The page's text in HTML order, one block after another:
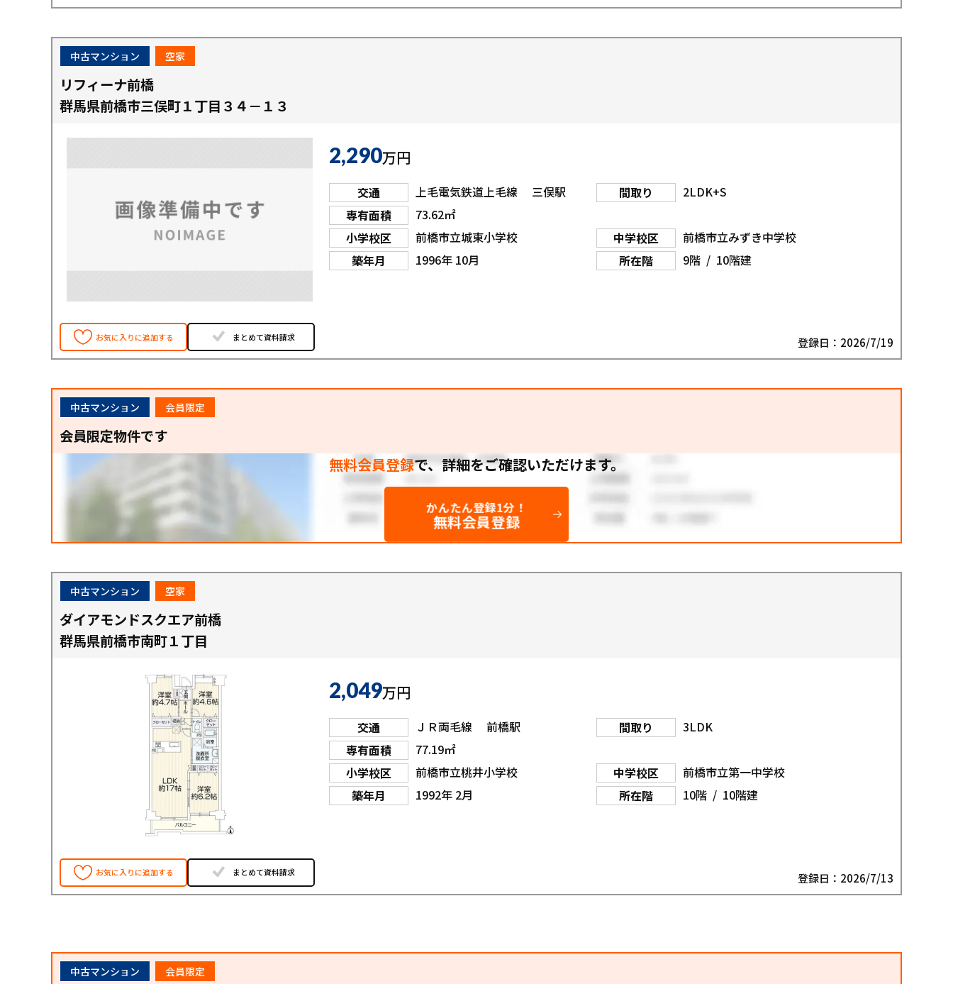
中古マンション 空家
リフィーナ前橋
群馬県前橋市三俣町１丁目３４－１３
2,290万円
交通 上毛電気鉄道上毛線 三俣駅 間取り
2LDK+S
専有面積
73.62㎡
小学校区
前橋市立城東小学校 中学校区
前橋市立みずき中学校
築年月
1996年 10月 所在階 9階 / 10階建
お気に入りに追加する まとめて資料請求 登録日：2026/7/19
中古マンション 会員限定
会員限定物件です
無料会員登録で、詳細をご確認いただけます。
かんたん登録1分！
無料会員登録
中古マンション 空家
ダイアモンドスクエア前橋
群馬県前橋市南町１丁目
2,049万円
交通 ＪＲ両毛線 前橋駅 間取り
3LDK
専有面積
77.19㎡
小学校区
前橋市立桃井小学校 中学校区
前橋市立第一中学校
築年月
1992年 2月 所在階 10階 / 10階建
お気に入りに追加する まとめて資料請求 登録日：2026/7/13
中古マンション 会員限定